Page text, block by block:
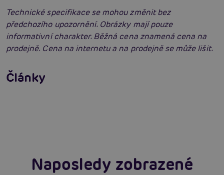
Technické specifikace se mohou změnit bez
předchozího upozornění. Obrázky mají pouze
informativní charakter. Běžná cena znamená cena na
prodejně. Cena na internetu a na prodejně se může lišit.
Články
neodolatelně sexy
Číst více
Erotická inteligence: Příručka Sexiomů
Naposledy zobrazené